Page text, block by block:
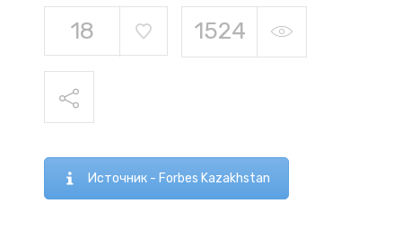
18 1524
Источник - Forbes Kazakhstan